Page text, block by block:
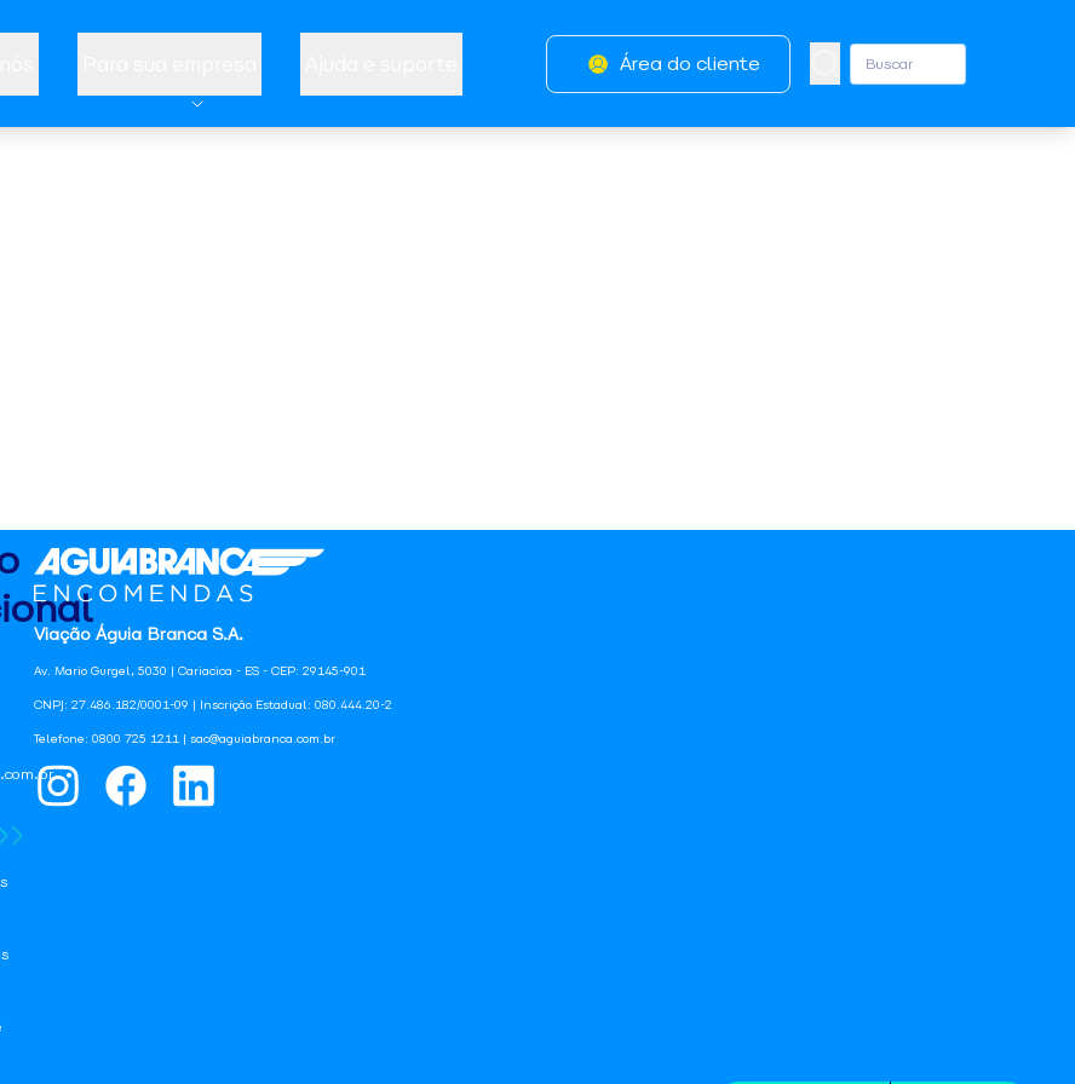
Área do cliente
Viação Águia Branca S.A.
Av. Mario Gurgel, 5030 | Cariacica - ES - CEP: 29145-901
CNPJ: 27.486.182/0001-09 | Inscrição Estadual: 080.444.20-2
Telefone: 0800 725 1211 | sac@aguiabranca.com.br